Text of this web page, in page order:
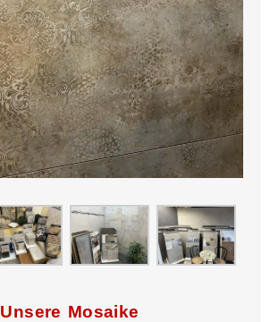
Unsere Mosaike